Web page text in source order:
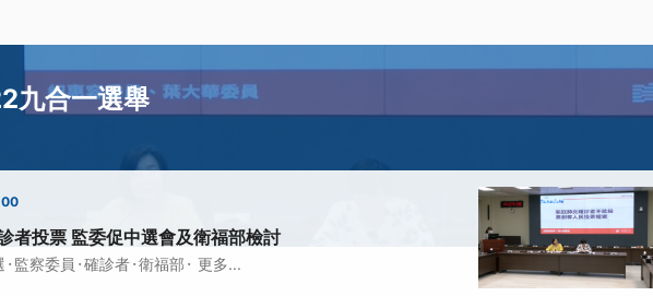
九合一選舉
者投票 監委促中選會及衛福部檢討
· 監察委員 ·確診者·衛福部 · 更多...